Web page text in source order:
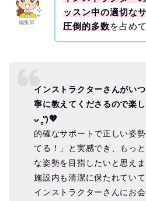
編集部
ッスン中の適切な
圧倒的多数を占め
インストラクターさんがい
寧に教えてくださるので楽
ᴗ ̳ᐡ)💖
的確なサポートで正しい姿
てる！」と実感でき、もっ
な姿勢を目指したいと思えま
施設内も清潔に保たれてい
インストラクターさんにお